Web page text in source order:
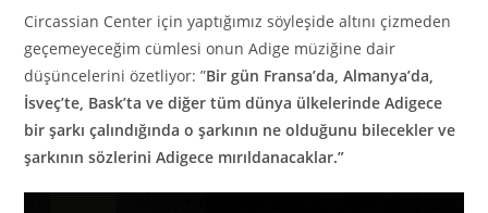
Circassian Center için yaptığımız söyleşide altını çizmeden
geçemeyeceğim cümlesi onun Adige müziğine dair
düşüncelerini özetliyor: ”Bir gün Fransa’da, Almanya’da,
İsveç’te, Bask’ta ve diğer tüm dünya ülkelerinde Adigece
bir şarkı çalındığında o şarkının ne olduğunu bilecekler ve
şarkının sözlerini Adigece mırıldanacaklar.”